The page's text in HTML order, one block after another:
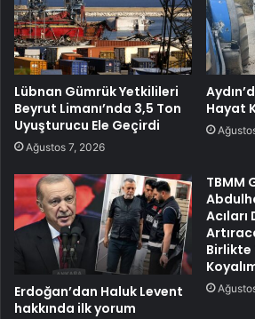
Lübnan Gümrük Yetkilileri
Beyrut Limanı’nda 3,5 Ton
Uyuşturucu Ele Geçirdi
Ağustos 7, 2026
Hayat
Erdoğan’dan Haluk Levent
hakkında ilk yorum
TBMM
Birlikte